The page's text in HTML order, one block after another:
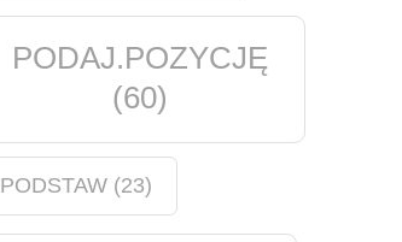
PODAJ.POZYCJĘ
(60)
PODSTAW(23)